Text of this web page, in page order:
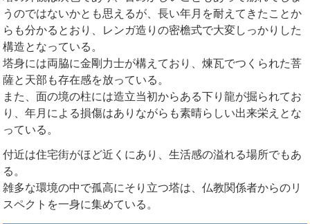
うのではないかとも思えるが、長い年月を耐えてきたことか
らも分かるとおり、レンガ造りの密檐式で大変しっかりした
構造となっている。
塔身には両脇に金剛力士が構えており、煉瓦でつくられた菩
薩と天部も存在感を放っている。
また、面の境の柱には造立当初からある下り龍が掘られてお
り、年月による損傷はありながらも素晴らしい出来栄えとな
っている。
付近は住宅街がほど近くにあり、生活感の溢れる場所でもあ
る。
雑多な環境の中で孤高にそり立つ塔は、仏教関係者からのリ
スペクトを一身に集めている。